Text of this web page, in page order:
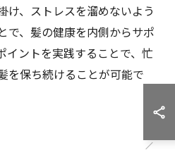
け、ストレスを溜めないよう
で、髪の健康を内側からサポ
イントを実践することで、忙
を保ち続けることが可能で